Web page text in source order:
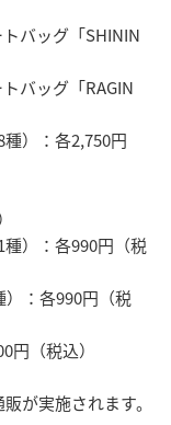
バッグ「SHININ
バッグ「RAGIN
）：各2,750円
種）：各990円（税
）：各990円（税
（税込）
が実施されます。